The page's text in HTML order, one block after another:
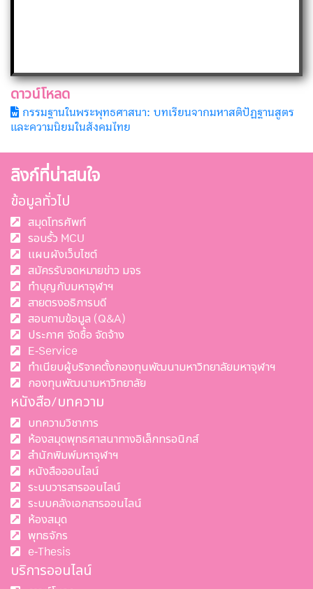
ดาวน์โหลด
กรรมฐานในพระพุทธศาสนา: บทเรียนจากมหาสติปัฏฐานสูตร
และความนิยมในสังคมไทย
ลิงก์ที่น่าสนใจ
ข้อมูลทั่วไป
สมุดโทรศัพท์
รอบรั้ว MCU
แผนผังเว็บไซต์
สมัครรับจดหมายข่าว มจร
ทำบุญกับมหาจุฬาฯ
สายตรงอธิการบดี
สอบถามข้อมูล (Q&A)
ประกาศ จัดซื้อ จัดจ้าง
E-Service
ทำเนียบผู้บริจาคตั้งกองทุนพัฒนามหาวิทยาลัยมหาจุฬาฯ
กองทุนพัฒนามหาวิทยาลัย
หนังสือ/บทความ
บทความวิชาการ
ห้องสมุดพุทธศาสนาทางอิเล็กทรอนิกส์
สำนักพิมพ์มหาจุฬาฯ
หนังสือออนไลน์
ระบบวารสารออนไลน์
ระบบคลังเอกสารออนไลน์
ห้องสมุด
พุทธจักร
e-Thesis
บริการออนไลน์